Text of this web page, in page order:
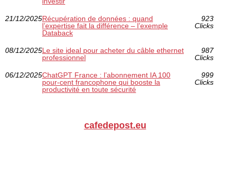
21/12/2025Récupération de données : quand
l’expertise fait la différence – l’exemple
Databack
923
Clicks
08/12/2025Le site ideal pour acheter du câble ethernet
professionnel
987
Clicks
06/12/2025ChatGPT France : l’abonnement IA 100
pour-cent francophone qui booste la
productivité en toute sécurité
999
Clicks
cafedepost.eu